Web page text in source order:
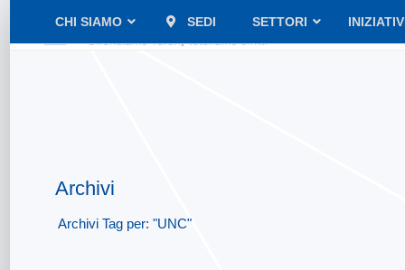
CHI SIAMO SEDI SETTORI
Archivi
Archivi Tag per: "UNC"